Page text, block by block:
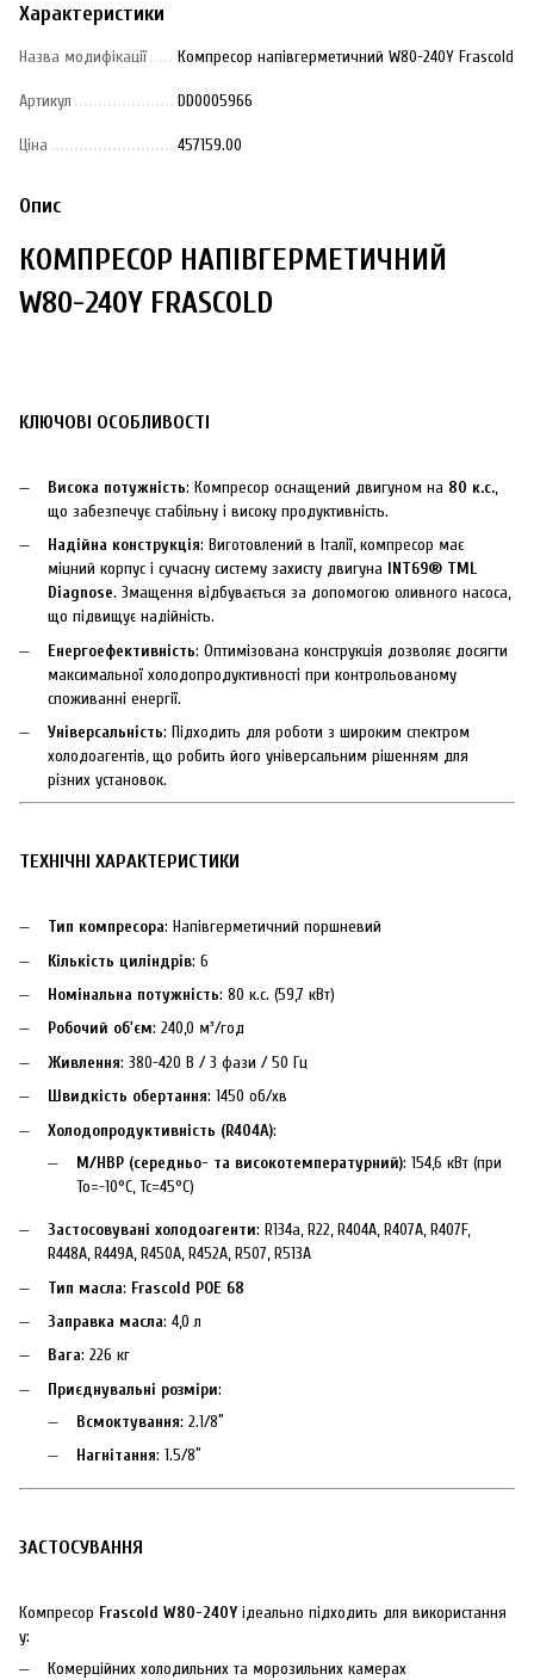
Характеристики
Назва модифікації Компресор напівгерметичний W80-240Y Frascold
Артикул DD0005966
Ціна 457159.00
Опис
КОМПРЕСОР НАПІВГЕРМЕТИЧНИЙ
W80-240Y FRASCOLD
КЛЮЧОВІ ОСОБЛИВОСТІ
Висока потужність: Компресор оснащений двигуном на 80 к.с.,
що забезпечує стабільну і високу продуктивність.
Надійна конструкція: Виготовлений в Італії, компресор має
міцний корпус і сучасну систему захисту двигуна INT69® TML
Diagnose. Змащення відбувається за допомогою оливного насоса,
що підвищує надійність.
Енергоефективність: Оптимізована конструкція дозволяє досягти
максимальної холодопродуктивності при контрольованому
споживанні енергії.
Універсальність: Підходить для роботи з широким спектром
холодоагентів, що робить його універсальним рішенням для
різних установок.
ТЕХНІЧНІ ХАРАКТЕРИСТИКИ
Тип компресора: Напівгерметичний поршневий
Кількість циліндрів: 6
Номінальна потужність: 80 к.с. (59,7 кВт)
Робочий об'єм: 240,0 м³/год
Живлення: 380-420 В / 3 фази / 50 Гц
Швидкість обертання: 1450 об/хв
Холодопродуктивність (R404A):
M/HBP (середньо- та високотемпературний): 154,6 кВт (при
To=-10°C, Tc=45°C)
Застосовувані холодоагенти: R134a, R22, R404A, R407A, R407F,
R448A, R449A, R450A, R452A, R507, R513A
Тип масла: Frascold POE 68
Заправка масла: 4,0 л
Вага: 226 кг
Приєднувальні розміри:
Всмоктування: 2.1/8″
Нагнітання: 1.5/8″
ЗАСТОСУВАННЯ
Компресор Frascold W80-240Y ідеально підходить для використання
у:
Комерційних холодильних та морозильних камерах